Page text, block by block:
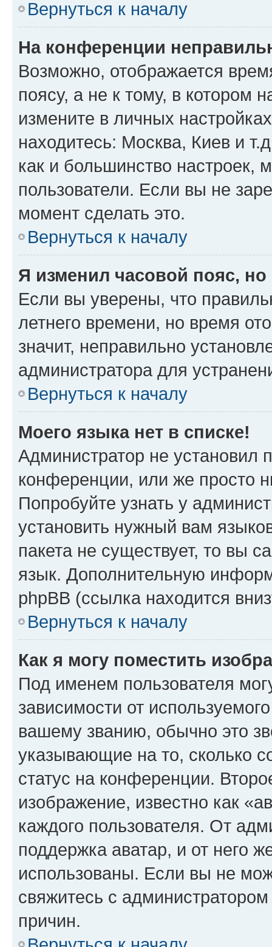
Вернуться к началу
На конференции
Возможно, отображается
поясу, а не к тому, в котором
измените в личных
находитесь: Москва, Киев и
как и большинство настроек,
пользователи. Если вы не
момент сделать это.
Вернуться к началу
Я изменил часовой пояс,
Если вы уверены, что
летнего времени, но время
значит, неправильно
администратора для
Вернуться к началу
Моего языка нет в списке!
Администратор не установил
конференции, или же просто
Попробуйте узнать у
установить нужный вам
пакета не существует, то вы
язык. Дополнительную
phpBB (ссылка находится
Вернуться к началу
Как я могу поместить
Под именем пользователя
зависимости от
вашему званию, обычно это
указывающие на то, сколько
статус на конференции.
изображение, известно как
каждого пользователя. От
поддержка аватар, и от него
использованы. Если вы не
свяжитесь с
причин.